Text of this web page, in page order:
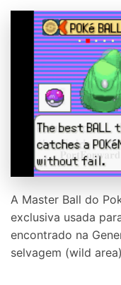
A Master Ball do
exclusiva usada
encontrado na
selvagem (wild